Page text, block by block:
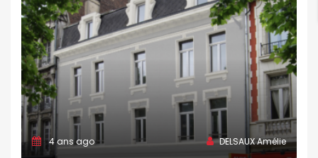
4 ans ago DELSAUX Amélie